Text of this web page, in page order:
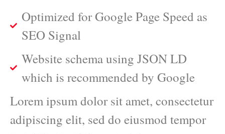
Optimized for Google Page Speed as
SEO Signal
Website schema using JSON LD
which is recommended by Google
Lorem ipsum dolor sit amet, consectetur
adipiscing elit, sed do eiusmod tempor